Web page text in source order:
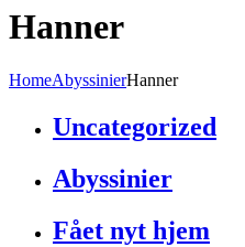
Hanner
HomeAbyssinierHanner
Uncategorized
Abyssinier
Fået nyt hjem